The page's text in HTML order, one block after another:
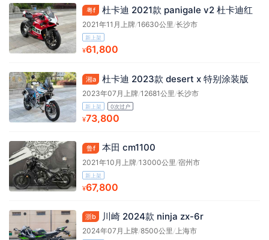
粤f 杜卡迪 2021款 panigale v2 杜卡迪红
2021年11月上牌/16630公里 /长沙市
新上架
¥61,800
湘a 杜卡迪 2023款 desert x 特别涂装版
2023年07月上牌/12681公里 /长沙市
新上架 0次过户
¥73,800
鲁f 本田 cm1100
2021年10月上牌/13000公里 /宿州市
新上架
¥67,800
浙b 川崎 2024款 ninja zx-6r
2024年07月上牌/8500公里/上海市